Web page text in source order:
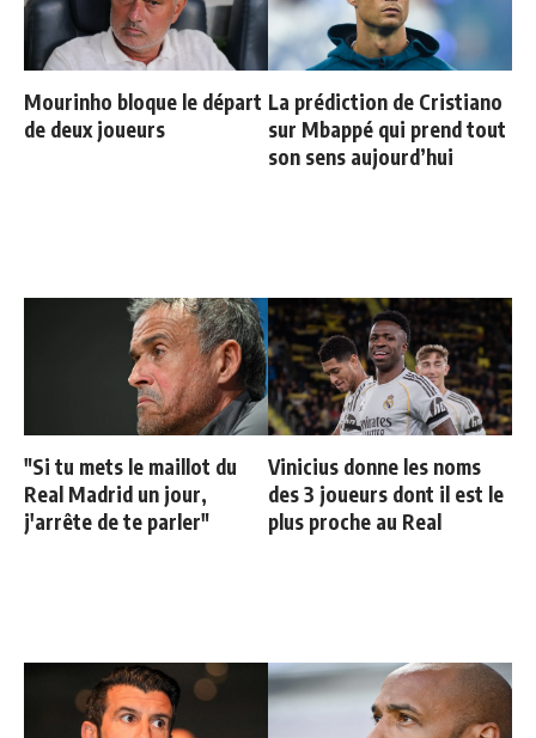
Mourinho bloque le départ
de deux joueurs
La prédiction de Cristiano
sur Mbappé qui prend tout
son sens aujourd’hui
"Si tu mets le maillot du
Real Madrid un jour,
j'arrête de te parler"
Vinicius donne les noms
des 3 joueurs dont il est le
plus proche au Real